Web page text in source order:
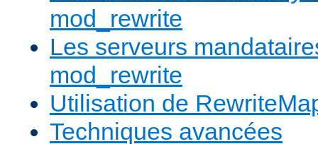
mod_rewrite
Les serveurs
mod_rewrite
Utilisation de
Techniques avancées